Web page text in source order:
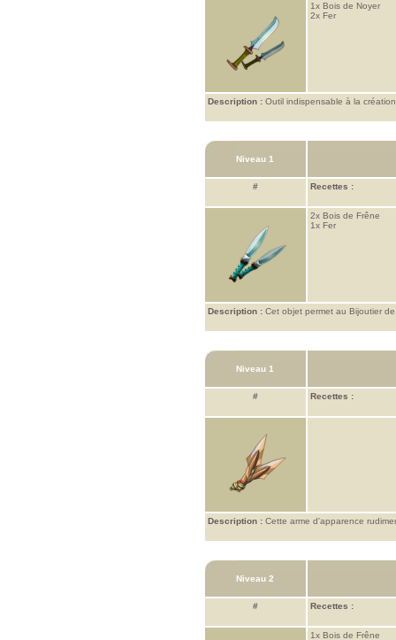
1x Bois de Noyer
2x Fer
Description : Outil indispensable à la
Niveau 1
# Recettes :
2x Bois de Frêne
1x Fer
Description : Cet objet permet au Bijoutier
Niveau 1
# Recettes :
Description : Cette arme d'apparence
Niveau 2
# Recettes :
1x Bois de Frêne